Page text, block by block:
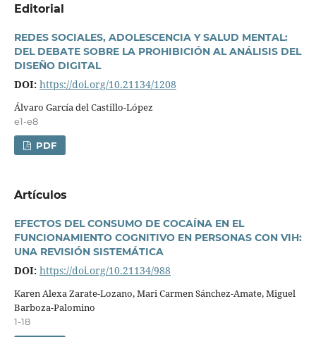
Editorial
REDES SOCIALES, ADOLESCENCIA Y SALUD MENTAL:
DEL DEBATE SOBRE LA PROHIBICIÓN AL ANÁLISIS DEL
DISEÑO DIGITAL
DOI: https://doi.org/10.21134/1208
Álvaro Garcí­a del Castillo-López
e1-e8
PDF
Artí­culos
EFECTOS DEL CONSUMO DE COCAÍNA EN EL
FUNCIONAMIENTO COGNITIVO EN PERSONAS CON VIH:
UNA REVISIÓN SISTEMÁTICA
DOI: https://doi.org/10.21134/988
Karen Alexa Zarate-Lozano, Mari Carmen Sánchez-Amate, Miguel
Barboza-Palomino
1-18